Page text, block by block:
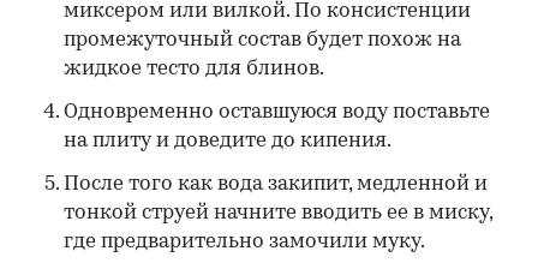
миксером или вилкой. По консистенции
промежуточный состав будет похож на
жидкое тесто для блинов.
Одновременно оставшуюся воду поставьте
на плиту и доведите до кипения.
После того как вода закипит, медленной и
тонкой струей начните вводить ее в миску,
где предварительно замочили муку.